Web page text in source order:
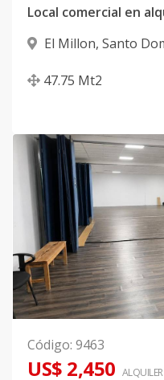
Local comercial en
El Millon, Santo
47.75 Mt2
Código: 9463
US$ 2,450 ALQUILER